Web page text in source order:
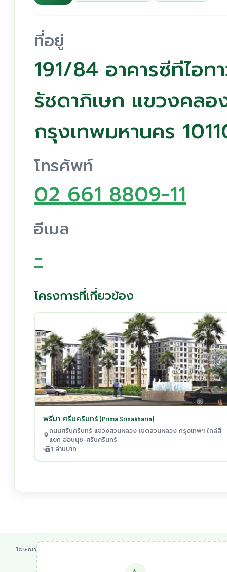
ที่อยู่
191/84 อาคารซีทีไอท
รัชดาภิเษก แขวงคลอ
กรุงเทพมหานคร
โทรศัพท์
02 661 8809-11
อีเมล
-
โครงการที่เกี่ยวข้อง
พรีมา ศรีนครินทร์ (Prima Srinakharin)
ถนนศรีนครินทร์ แขวงสวนหลวง เขตสวนหลวง กรุงเทพฯ ใกล้สี่
แยก อ่อนนุช-ศรีนครินทร์
1 ล้านบาท
โฆษณา